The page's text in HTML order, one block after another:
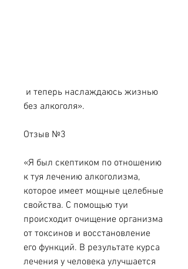
без алкоголя».
Отзыв №3
«Я был скептиком по отношению
к туя лечению алкоголизма,
которое имеет мощные целебные
свойства. С помощью туи
происходит очищение организма
от токсинов и восстановление
его функций. В результате курса
лечения у человека улучшается